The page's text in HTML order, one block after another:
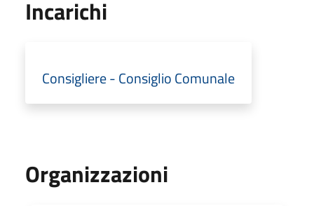
Incarichi
Consigliere - Consiglio Comunale
Organizzazioni